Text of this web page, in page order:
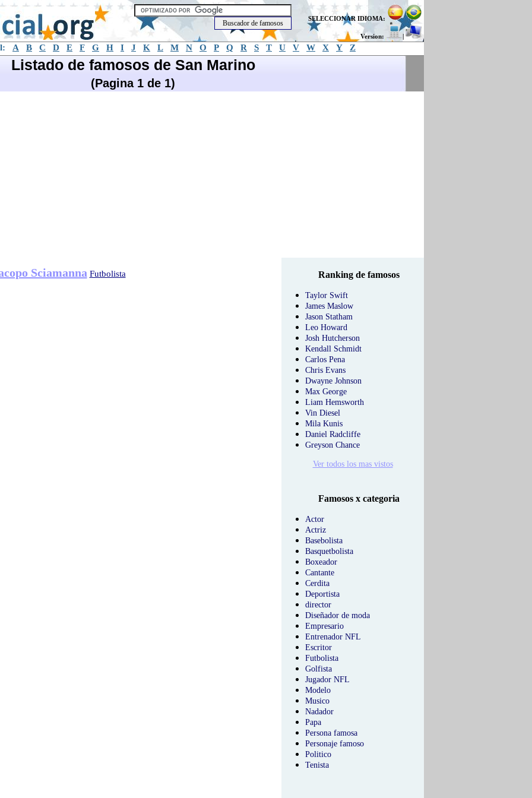
SELECCIONAR IDIOMA:
Version: |
A B C D E F G H I J K L M N O P Q R S T U V W X Y Z
Listado de famosos de San Marino
(Pagina 1 de 1)
Sciamanna Futbolista Ranking de famosos
Taylor Swift
James Maslow
Jason Statham
Leo Howard
Josh Hutcherson
Kendall Schmidt
Carlos Pena
Chris Evans
Dwayne Johnson
Max George
Liam Hemsworth
Vin Diesel
Mila Kunis
Daniel Radcliffe
Greyson Chance
Ver todos los mas vistos
Famosos x categoria
Actor
Actriz
Basebolista
Basquetbolista
Boxeador
Cantante
Cerdita
Deportista
director
Diseñador de moda
Empresario
Entrenador NFL
Escritor
Futbolista
Golfista
Jugador NFL
Modelo
Musico
Nadador
Papa
Persona famosa
Personaje famoso
Politico
Tenista